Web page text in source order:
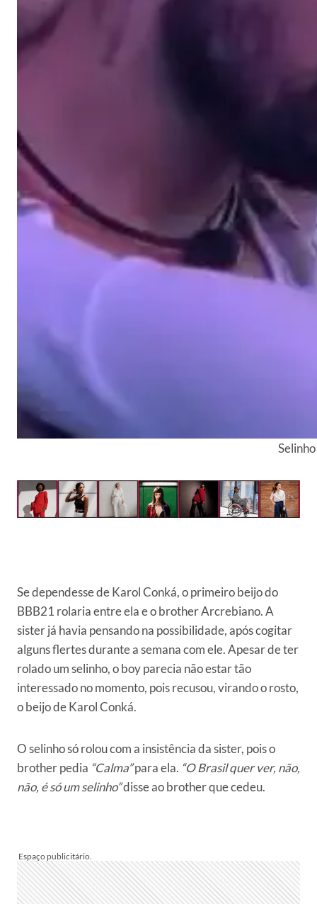
Se dependesse de Karol Conká, o primeiro beijo do
BBB21 rolaria entre ela e o brother Arcrebiano. A
sister já havia pensando na possibilidade, após cogitar
alguns flertes durante a semana com ele. Apesar de ter
rolado um selinho, o boy parecia não estar tão
interessado no momento, pois recusou, virando o rosto,
o beijo de Karol Conká.
O selinho só rolou com a insistência da sister, pois o
brother pedia “Calma”para ela. “O Brasil quer ver, não,
não, é só um selinho”disse ao brother que cedeu.